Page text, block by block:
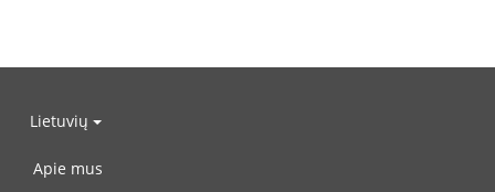
Lietuvių
Apie mus